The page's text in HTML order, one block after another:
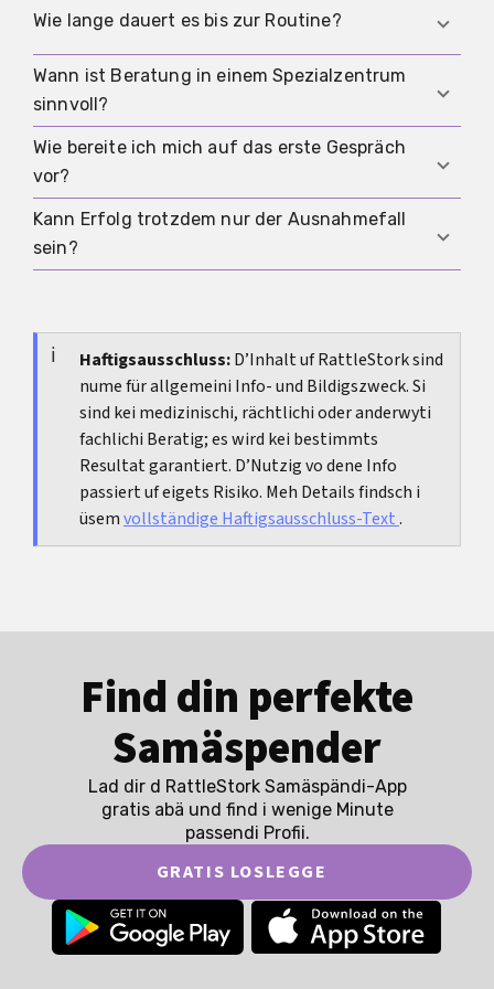
Transparenz verbessert die Einschätzung.
Sie bestimmt Sicherheit, Herstellung und
nachvollziehbaren Rahmen lassen sich Angebote
schwer vergleichen.
Wie lange dauert es bis zur Routine?
Teil-Anwendungen reifen vermutlich schneller.
Ein standardisiertes Komplettorgan braucht
wesentlich mehr Zeit wegen Integration und
Langzeitdaten.
Wann ist Beratung in einem Spezialzentrum
sinnvoll?
Bei konkreten funktionellen Defekten sollte man
frühzeitig ein spezialisiertes Zentrum
aufsuchen, um Optionen, Risiken und Ziele
durchzusprechen.
Wie bereite ich mich auf das erste Gespräch
vor?
Bring Befunde, Bildgebung, frühere
Therapieberichte, evtl. Hormondaten und eine
Kann Erfolg trotzdem nur der Ausnahmefall
sein?
oder Wiederherstellung funktioneller Aspekte das
Ziel. Ein vollständiger Ersatz ist nicht
zwangsläufig das Ergebnis jeder Behandlung.
Haftigsausschluss:D’Inhalt uf RattleStork sind
nume für allgemeini Info- und Bildigszweck. Si
sind kei medizinischi, rächtlichi oder anderwyti
fachlichi Beratig; es wird kei bestimmts
Resultat garantiert. D’Nutzig vo dene Info
passiert uf eigets Risiko. Meh Details findsch i
üsemvollständige Haftigsausschluss-Text.
Find din perfekte
Samäspender
Lad dir d RattleStork Samäspändi-App
gratis abä und find i wenige Minute
passendi Profii.
GRATIS LOSLEGGE